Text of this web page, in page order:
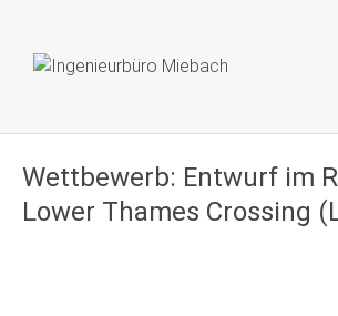
Wettbewerb: Entwurf im
Lower Thames Crossing